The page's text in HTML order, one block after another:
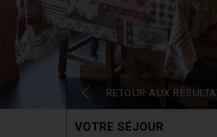
RETOUR AUX
VOTRE SÉJOUR